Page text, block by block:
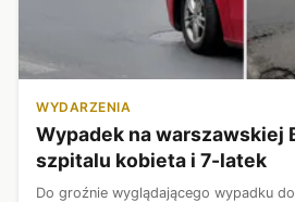
WYDARZENIA
Wypadek na warszawskiej
szpitalu kobieta i 7-latek
Do groźnie wyglądającego wypadku